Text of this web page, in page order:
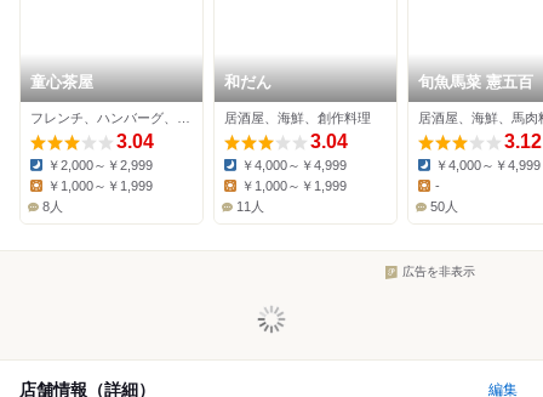
童心茶屋
3.04
Dinner:
￥2,000～￥2,999
Lunch:
￥1,000～￥1,999
8人
和だん
居酒屋、海鮮、創作料理
3.04
Dinner:
￥4,000～￥4,999
Lunch:
￥1,000～￥1,999
11人
旬魚馬菜 憲五百
居酒屋、海鮮、馬肉
3.12
Dinner:
￥4,000～￥4,999
Lunch:
-
50人
広告を非表示
店舗情報（詳細） 編集